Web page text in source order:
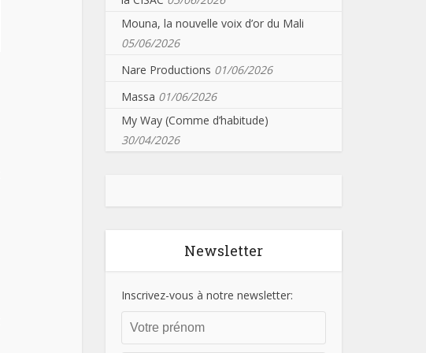
Mouna, la nouvelle voix d’or du Mali
05/06/2026
Nare Productions 01/06/2026
Massa 01/06/2026
My Way (Comme d’habitude)
30/04/2026
Newsletter
Inscrivez-vous à notre newsletter: